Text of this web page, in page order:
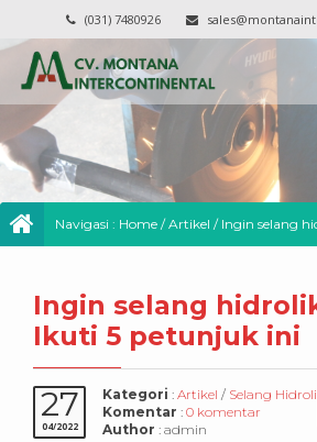
(031) 7480926
Navigasi : Home /Artikel / Ingin selang
Ingin selang
Ikuti 5 petunjuk ini
27
04/2022
Kategori : Artikel / Selang
Komentar : 0 komentar
Author : admin